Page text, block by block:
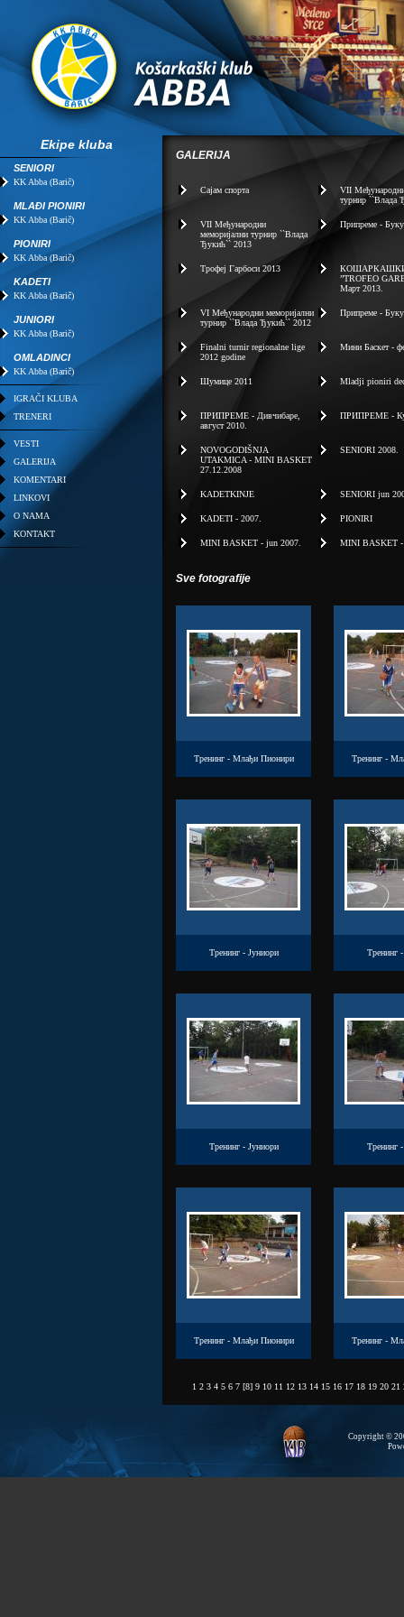
Ekipe kluba
SENIORI
KK Abba (Barič)
MLAĐI PIONIRI
KK Abba (Barič)
PIONIRI
KK Abba (Barič)
KADETI
KK Abba (Barič)
JUNIORI
KK Abba (Barič)
OMLADINCI
KK Abba (Barič)
IGRAČI KLUBA
TRENERI
VESTI
GALERIJA
KOMENTARI
LINKOVI
O NAMA
KONTAKT
GALERIJA
Сајам спорта
VII
турнир ``Влада
VII Mеђународни
меморијални турнир ``Влада
Ђукић`` 2013
Припреме -
Трофеј Гарбоси 2013
”TROFEO
Март 2013.
VI Mеђународни меморијални
турнир ``Влада Ђукић`` 2012
Припреме -
Finalni turnir regionalne lige
2012 godine
Мини Баскет -
Шумице 2011 Mladji pioniri
ПРИПРЕМЕ - Дивчибаре,
август 2010.
ПРИПРЕМЕ -
NOVOGODIŠNJA
UTAKMICA - MINI BASKET
27.12.2008
SENIORI 2008.
KADETKINJE SENIORI jun
KADETI - 2007. PIONIRI
MINI BASKET - jun 2007. MINI BASKET -
Sve fotografije
Тренинг - Млађи Пионири Тренинг -
Тренинг - Јуниори Тренинг
Тренинг - Јуниори Тренинг
Тренинг - Млађи Пионири Тренинг -
1 2 3 4 5 6 7[8] 9 10 11 12 13 14 15 16 17 18 19 20 21
Copyright ©